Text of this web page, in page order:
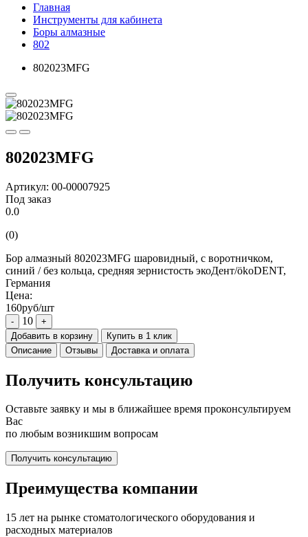
Главная
Инструменты для кабинета
Боры алмазные
802
802023MFG
802023MFG
Артикул: 00-00007925
Под заказ
0.0
(0)
Бор алмазный 802023MFG шаровидный, с воротничком,
синий / без кольца, средняя зернистость экоДент/ökoDENT,
Германия
Цена:
160руб/шт
- 10
+
Добавить в корзину
Купить в 1 клик
Описание
Отзывы Доставка и оплата
Получить консультацию
Оставьте заявку и мы в ближайшее время проконсультируем
Вас
по любым возникшим вопросам
Получить консультацию
Преимущества компании
15 лет на рынке стоматологического оборудования и
расходных материалов